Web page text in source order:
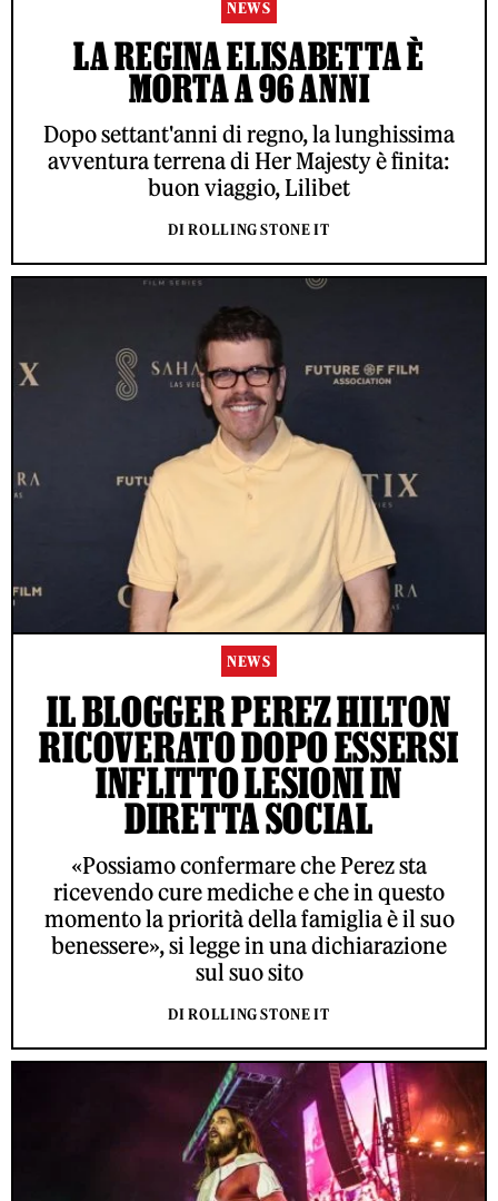
NEWS
LA REGINA ELISABETTA È
MORTA A 96 ANNI
Dopo settant'anni di regno, la lunghissima
avventura terrena di Her Majesty è finita:
buon viaggio, Lilibet
DI ROLLING STONE IT
NEWS
IL BLOGGER PEREZ HILTON
RICOVERATO DOPO ESSERSI
INFLITTO LESIONI IN
DIRETTA SOCIAL
«Possiamo confermare che Perez sta
ricevendo cure mediche e che in questo
momento la priorità della famiglia è il suo
benessere», si legge in una dichiarazione
sul suo sito
DI ROLLING STONE IT